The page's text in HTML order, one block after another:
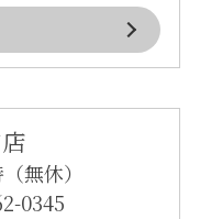
無休）
0345